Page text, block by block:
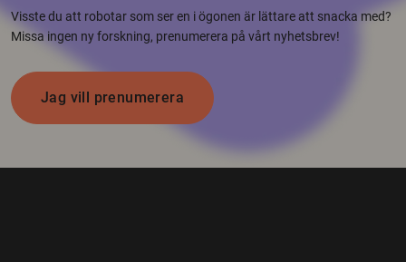
Visste du att robotar som ser en i ögonen är lättare att snacka med?
Missa ingen ny forskning, prenumerera på vårt nyhetsbrev!
Jag vill prenumerera